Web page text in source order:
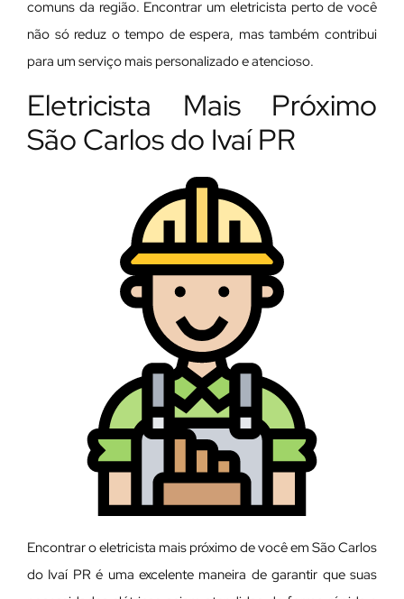
comuns da região. Encontrar um eletricista perto de você
não só reduz o tempo de espera, mas também contribui
para um serviço mais personalizado e atencioso.
Eletricista Mais Próximo
São Carlos do Ivaí PR
Encontrar o eletricista mais próximo de você em São Carlos
do Ivaí PR é uma excelente maneira de garantir que suas